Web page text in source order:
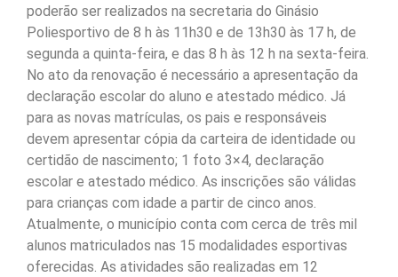
poderão ser realizados na secretaria do Ginásio
Poliesportivo de 8 h às 11h30 e de 13h30 às 17 h, de
segunda a quinta-feira, e das 8 h às 12 h na sexta-feira.
No ato da renovação é necessário a apresentação da
declaração escolar do aluno e atestado médico. Já
para as novas matrículas, os pais e responsáveis
devem apresentar cópia da carteira de identidade ou
certidão de nascimento; 1 foto 3×4, declaração
escolar e atestado médico. As inscrições são válidas
para crianças com idade a partir de cinco anos.
Atualmente, o município conta com cerca de três mil
alunos matriculados nas 15 modalidades esportivas
oferecidas. As atividades são realizadas em 12